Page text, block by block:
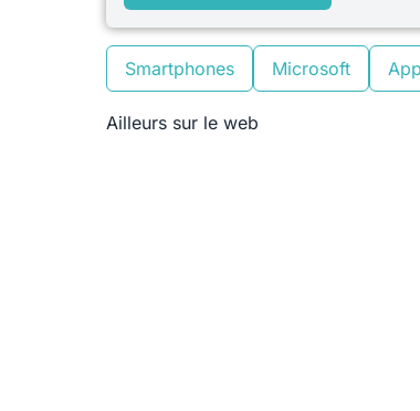
Smartphones Microsoft
Ailleurs sur le web